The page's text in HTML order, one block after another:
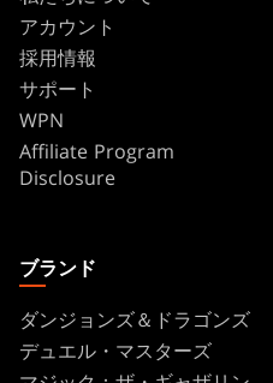
アカウント
採用情報
サポート
WPN
Affiliate Program
Disclosure
ブランド
ダンジョンズ＆ドラゴンズ
デュエル・マスターズ